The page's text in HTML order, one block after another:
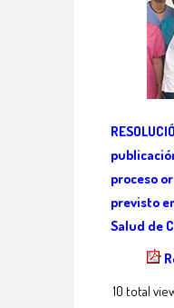
proceso
previsto
Salud de
10 total